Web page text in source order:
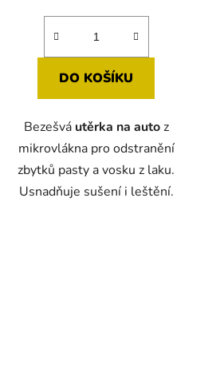
DO KOŠÍKU
Bezešvá utěrka na autoz
mikrovlákna pro odstranění
zbytků pasty a vosku z laku.
Usnadňuje sušení i leštění.